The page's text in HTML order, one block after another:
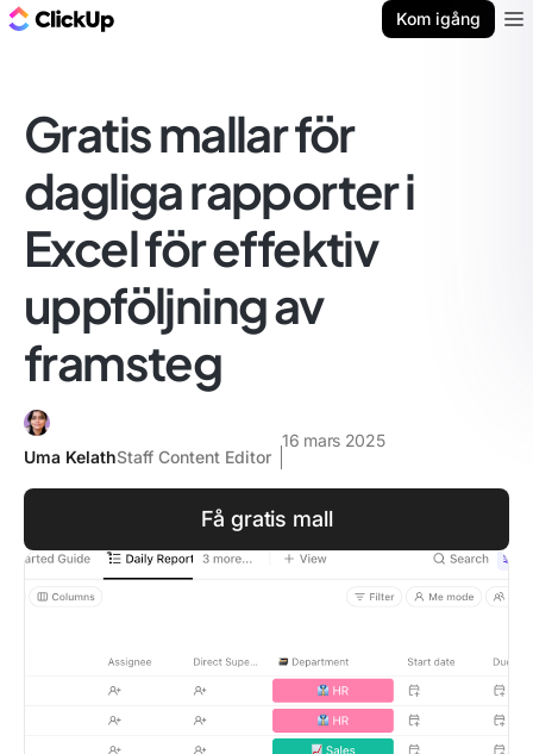
Kom igång
Gratis mallar för
dagliga rapporter i
Excel för effektiv
uppföljning av
framsteg
Uma KelathStaff Content Editor
16 mars 2025
Få gratis mall